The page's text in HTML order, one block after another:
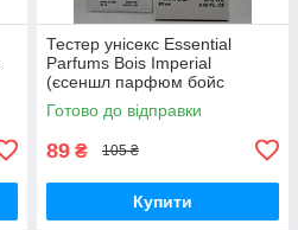
Тестер унісекс Essential
Parfums Bois Imperial
(єсеншл парфюм бойс
империал) 60 мл
Готово до відправки
89 ₴ 105 ₴
Купити